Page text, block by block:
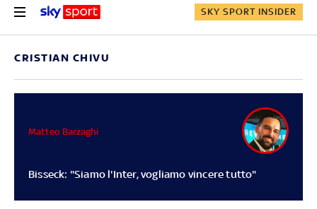
SKY SPORT INSIDER
CRISTIAN CHIVU
Bisseck: "Siamo l'Inter, vogliamo vincere tutto"
Matteo Barzaghi